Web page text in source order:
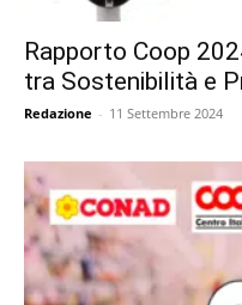
Rapporto Coop
tra Sostenibilità e
Redazione - 11 Settembre 2024